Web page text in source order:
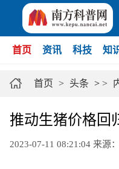
首页 资讯 科技 知
首页 > 头条 > >
推动生猪价格回
2023-07-11 08:21:04 来源